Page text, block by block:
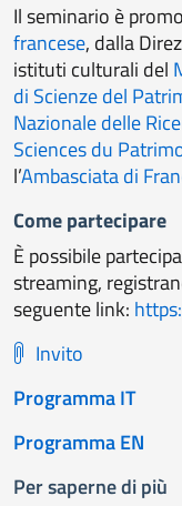
Il seminario è
francese, dalla
istituti culturali del
di Scienze del
Nazionale delle
Sciences du
l’Ambasciata di
Come partecipare
Èpossibile
streaming,
seguente link:
Invito
Programma IT
Programma EN
Per saperne di più